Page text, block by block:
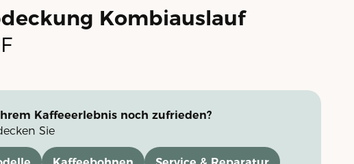
Kombiauslauf
Kaffeeerlebnis noch zufrieden?
Sie